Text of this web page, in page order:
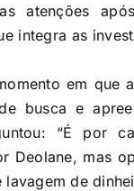
atenções
integra as
em que
busca e
“É por
Deolane, mas
de